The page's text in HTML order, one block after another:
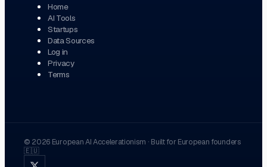
Home
AI Tools
Startups
Data Sources
Log in
Privacy
Terms
© 2026 European AI Accelerationism · Built for European founders
🇪🇺